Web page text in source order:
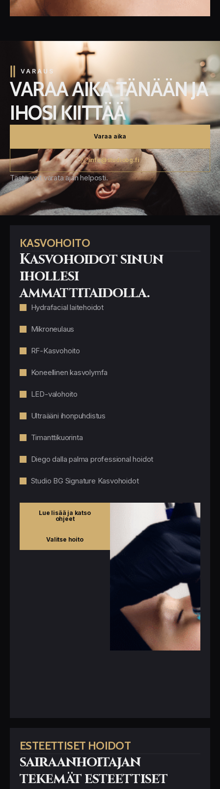
VARAUS
VARAA AIKA TÄNÄÄN JA
IHOSI KIITTÄÄ
Varaa aika
info@studiobg.fi
Tästä voit varata ajan helposti.
KASVOHOITO
Kasvohoidot sinun
ihollesi
ammattitaidolla.
Hydrafacial laitehoidot
Mikroneulaus
RF-Kasvohoito
Koneellinen kasvolymfa
LED-valohoito
Ultraääni ihonpuhdistus
Timanttikuorinta
Diego dalla palma professional hoidot
Studio BG Signature Kasvohoidot
Lue lisää ja katso
ohjeet
Valitse hoito
ESTEETTISET HOIDOT
sairaanhoitajan
tekemät esteettiset